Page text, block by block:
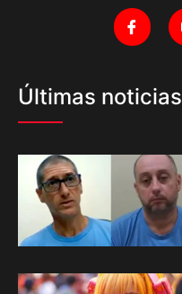
Últimas noticias